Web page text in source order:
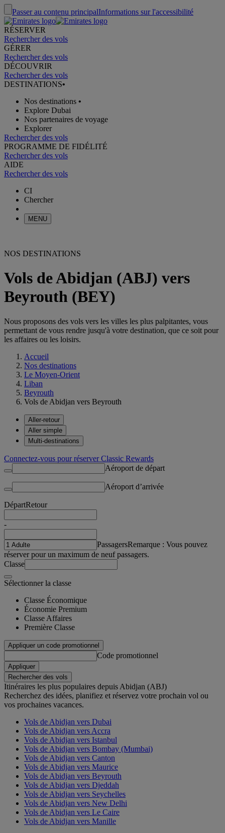
Passer au contenu principalInformations sur l'accessibilité
RÉSERVER
Rechercher des vols
GÉRER
Rechercher des vols
DÉCOUVRIR
Rechercher des vols
DESTINATIONS•
Nos destinations •
Explore Dubai
Nos partenaires de voyage
Explorer
Rechercher des vols
PROGRAMME DE FIDÉLITÉ
Rechercher des vols
AIDE
Rechercher des vols
CI
Chercher
MENU
NOS DESTINATIONS
Vols de Abidjan (ABJ) vers
Beyrouth (BEY)
Nous proposons des vols vers les villes les plus palpitantes, vous
permettant de vous rendre jusqu'à votre destination, que ce soit pour
les affaires ou les loisirs.
Accueil
Nos destinations
Le Moyen-Orient
Liban
Beyrouth
Vols de Abidjan vers Beyrouth
Aller-retour
Aller simple
Multi-destinations
Connectez-vous pour réserver Classic Rewards
Aéroport de départ
Aéroport d’arrivée
DépartRetour
-
PassagersRemarque : Vous pouvez
réserver pour un maximum de neuf passagers.
Classe
Sélectionner la classe
Classe Économique
Économie Premium
Classe Affaires
Première Classe
Appliquer un code promotionnel
Code promotionnel
Appliquer
Rechercher des vols
Itinéraires les plus populaires depuis Abidjan (ABJ)
Recherchez des idées, planifiez et réservez votre prochain vol ou
vos prochaines vacances.
Vols de Abidjan vers Dubai
Vols de Abidjan vers Accra
Vols de Abidjan vers Istanbul
Vols de Abidjan vers Bombay (Mumbai)
Vols de Abidjan vers Canton
Vols de Abidjan vers Maurice
Vols de Abidjan vers Beyrouth
Vols de Abidjan vers Djeddah
Vols de Abidjan vers Seychelles
Vols de Abidjan vers New Delhi
Vols de Abidjan vers Le Caire
Vols de Abidjan vers Manille